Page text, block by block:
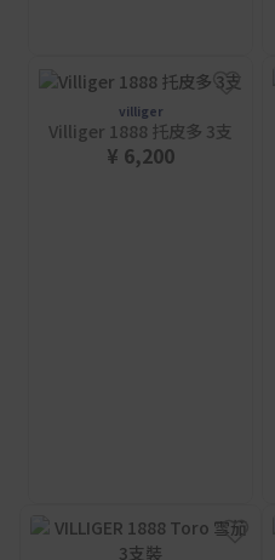
villiger
Villiger 1888 托皮多 3支
¥ 6,200